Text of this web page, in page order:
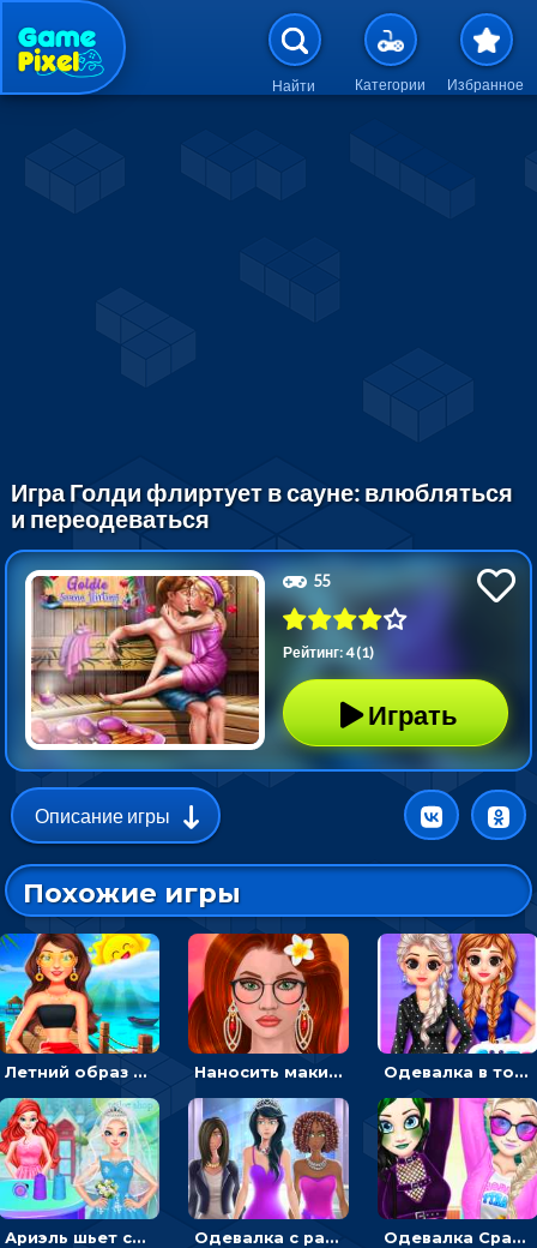
Перейти к основному
Найти Категории Избранное
Игра Голди флиртует в сауне: влюбляться
и переодеваться
55
Рейтинг: 4 (1)
Играть
Описание игры
Похожие игры
Летний образ для подруг: переодевать девочек для прогулки Наносить макияж и делать прическу для корейской принцессы Одевалка в точку и полоску: создавать образы для принцесс и фотографировать
Ариэль шьет свадебные платья для принцесс в салоне - одевалка Одевалка с разными стилями: переодевать, красить и выигрывать конкурс красоты Одевалка Сражение для девочек-принцесс: софт против гранжа